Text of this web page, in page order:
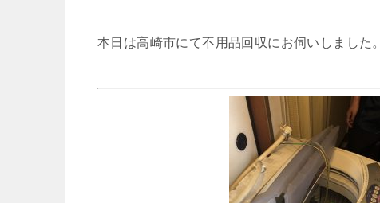
本日は高崎市にて不用品回収にお伺いしました。